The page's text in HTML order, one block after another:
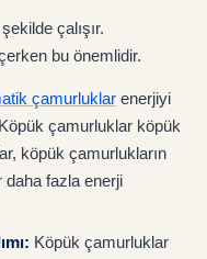
çalışır.
bu önemlidir.
çamurluklarenerjiyi
çamurluklar köpük
köpük çamurlukların
daha fazla enerji
Köpük çamurluklar